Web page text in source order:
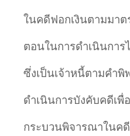
ในคดีฟอกเงินตามมา
ตอนในการดำเนินการ
ซึ่งเป็นเจ้าหนี้ตามคำ
ดำเนินการบังคับคดีเพื่
กระบวนพิจารณาในค